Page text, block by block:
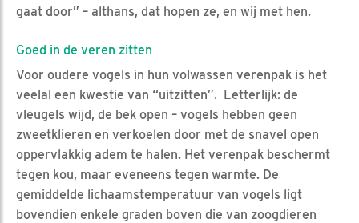
gaat door” – althans, dat hopen ze, en wij met hen.
Goed in de veren zitten
Voor oudere vogels in hun volwassen verenpak is het
veelal een kwestie van “uitzitten”. Letterlijk: de
vleugels wijd, de bek open – vogels hebben geen
zweetklieren en verkoelen door met de snavel open
oppervlakkig adem te halen. Het verenpak beschermt
tegen kou, maar eveneens tegen warmte. De
gemiddelde lichaamstemperatuur van vogels ligt
bovendien enkele graden boven die van zoogdieren